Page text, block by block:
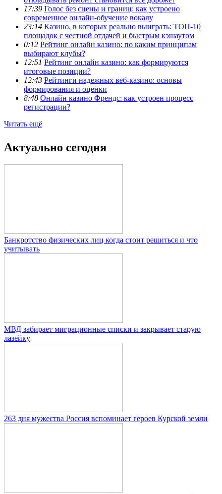
17:39 Голос без сцены и границ: как устроено
современное онлайн-обучение вокалу
23:14 Казино, в которых реально выиграть: ТОП-10
площадок с честной отдачей и быстрым кэшаутом
0:12 Рейтинг онлайн казино: по каким принципам
выбирают клубы?
12:51 Рейтинг онлайн казино: как формируются
итоговые позиции?
12:43 Рейтинги надежных веб-казино: основы
формирования и оценки
8:48 Онлайн казино Френдс: как устроен процесс
регистрации?
Читать ещё
Актуально сегодня
Банкротство физических лиц когда стоит решиться и что
учитывать
МВД забирает миграционные списки и закрывает старую
лазейку
263 дня мужества Россия вспоминает героев Курской земли